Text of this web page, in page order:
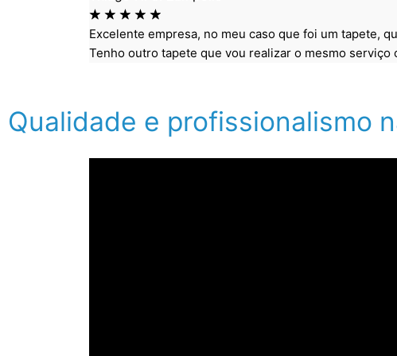
☆ ☆ ☆ ☆ ☆
Excelente empresa, no meu caso que foi um tapete,
Tenho outro tapete que vou realizar o mesmo serviço
Qualidade e profissionalismo